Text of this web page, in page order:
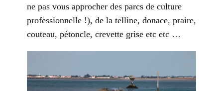
ne pas vous approcher des parcs de culture
professionnelle !), de la telline, donace, praire,
couteau, pétoncle, crevette grise etc etc …